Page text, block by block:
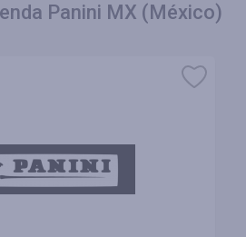
Panini MX (México)